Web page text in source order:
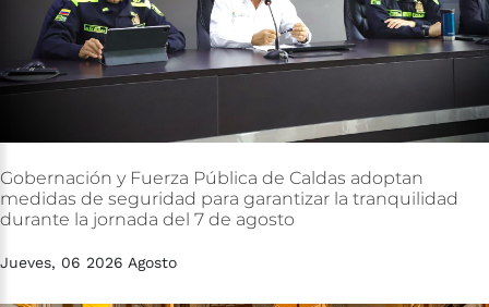
Gobernación y Fuerza Pública de Caldas adoptan
medidas de seguridad para garantizar la tranquilidad
durante la jornada del 7 de agosto
Jueves, 06 2026 Agosto